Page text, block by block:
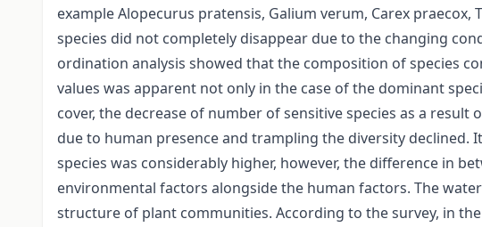
example Alopecurus pratensis, Galium verum, Carex
species did not completely disappear due to the changing
ordination analysis showed that the composition of species
values was apparent not only in the case of the dominant
cover, the decrease of number of sensitive species as a
due to human presence and trampling the diversity
species was considerably higher, however, the difference in
environmental factors alongside the human factors. The
structure of plant communities. According to the survey, in